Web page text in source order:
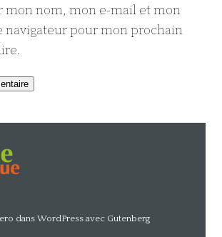
mon nom, mon e-mail et mon
navigateur pour mon prochain
dans WordPress avec Gutenberg